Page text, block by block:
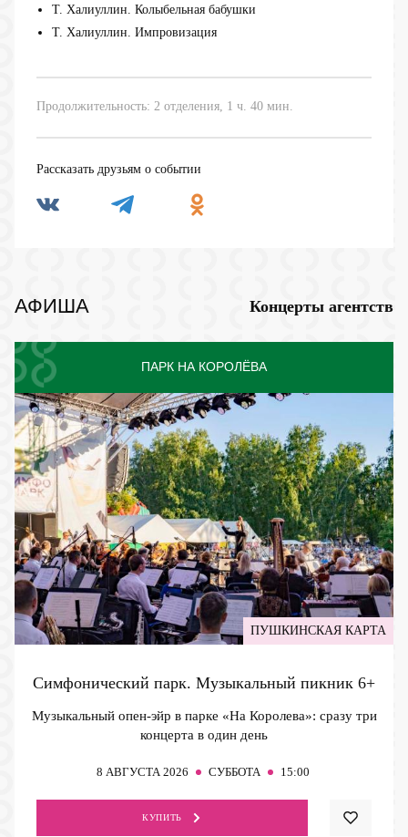
Т. Халиуллин. Колыбельная бабушки
Т. Халиуллин. Импровизация
Продолжительность: 2 отделения, 1 ч. 40 мин.
Рассказать друзьям о событии
АФИША Концерты агентств
ПАРК НА КОРОЛЁВА
ПУШКИНСКАЯ КАРТА
Симфонический парк. Музыкальный пикник 6+
Музыкальный опен-эйр в парке «На Королева»: сразу три
концерта в один день
8 АВГУСТА 2026 СУББОТА 15:00
КУПИТЬ